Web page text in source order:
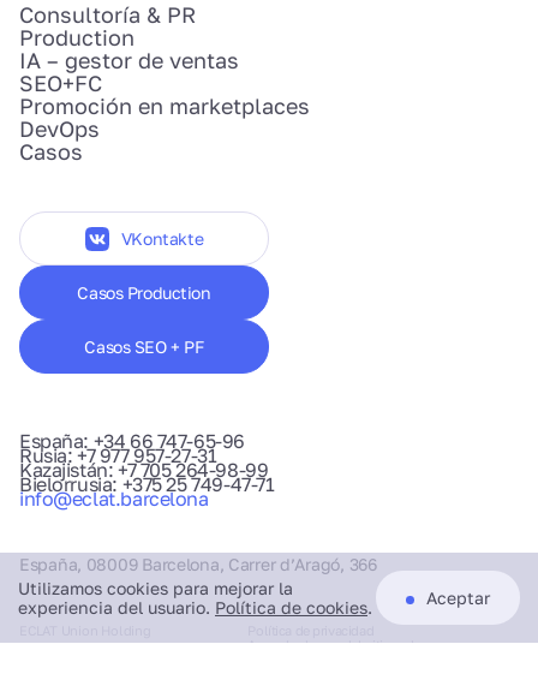
Utilizamos cookies para mejorar la
experiencia del usuario. Política de cookies. Aceptar
Consultoría & PR
Production
IA – gestor de ventas
SEO+FC
Promoción en marketplaces
DevOps
Casos
VKontakte
Casos Production
Casos SEO + PF
España: +34 66 747-65-96
Rusia: +7 977 957-27-31
Kazajistán: +7 705 264-98-99
Bielorrusia: +375 25 749-47-71
info@eclat.barcelona
España, 08009 Barcelona, Carrer d’Aragó, 366
Acuerdo de uso del sitio web